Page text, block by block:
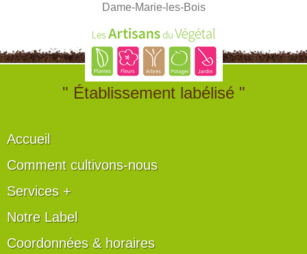
Dame-Marie-les-Bois
" Établissement labélisé "
Accueil
Comment cultivons-nous
Services +
Notre Label
Coordonnées & horaires